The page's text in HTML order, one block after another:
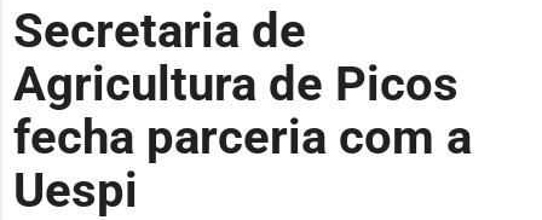
Secretaria de
Agricultura de Picos
fecha parceria com a
Uespi